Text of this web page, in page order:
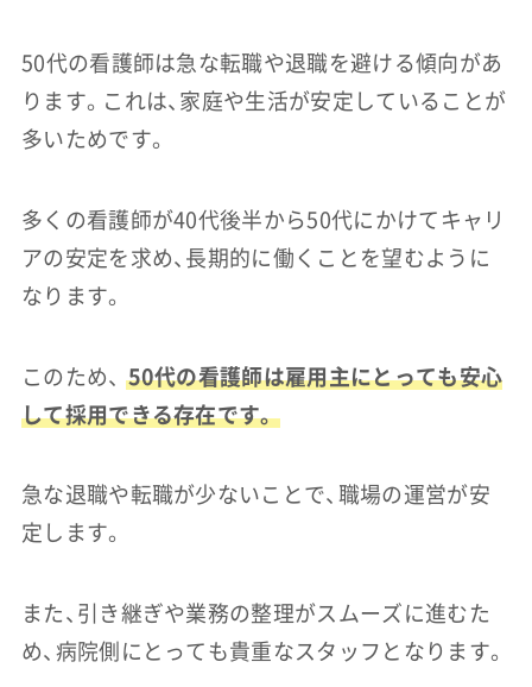
50代の看護師は急な転職や退職を避ける傾向があ
ります。これは、家庭や生活が安定していることが
多いためです。
多くの看護師が40代後半から50代にかけてキャリ
アの安定を求め、長期的に働くことを望むように
なります。
このため、
50代の看護師は雇用主にとっても安心
して採用できる存在です。
急な退職や転職が少ないことで、職場の運営が安
定します。
また、引き継ぎや業務の整理がスムーズに進むた
め、病院側にとっても貴重なスタッフとなります。